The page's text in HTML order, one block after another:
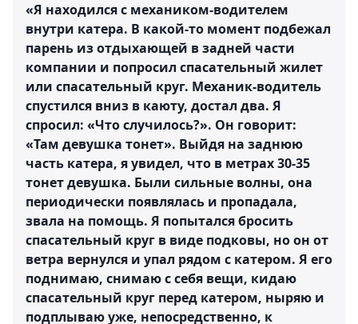
«Я находился с механиком-водителем
внутри катера. В какой-то момент подбежал
парень из отдыхающей в задней части
компании и попросил спасательный жилет
или спасательный круг. Механик-водитель
спустился вниз в каюту, достал два. Я
спросил: «Что случилось?». Он говорит:
«Там девушка тонет». Выйдя на заднюю
часть катера, я увидел, что в метрах 30-35
тонет девушка. Были сильные волны, она
периодически появлялась и пропадала,
звала на помощь. Я попытался бросить
спасательный круг в виде подковы, но он от
ветра вернулся и упал рядом с катером. Я его
поднимаю, снимаю с себя вещи, кидаю
спасательный круг перед катером, ныряю и
подплываю уже, непосредственно, к